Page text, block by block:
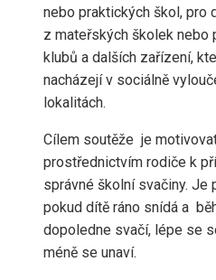
nebo praktických škol, pro
z mateřských školek nebo
klubů a dalších zařízení,
nacházejí v sociálně
lokalitách.
Cílem soutěže je
prostřednictvím rodiče k
správné školní svačiny. Je
pokud dítě ráno snídá a
dopoledne svačí, lépe se
méně se unaví.